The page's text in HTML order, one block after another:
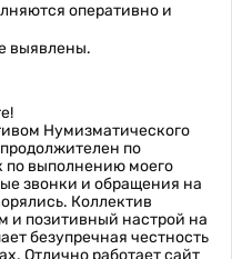
оперативно и
выявлены.
Нумизматического
по
по выполнению моего
звонки и обращения на
Коллектив
и позитивный настрой на
безупречная честность